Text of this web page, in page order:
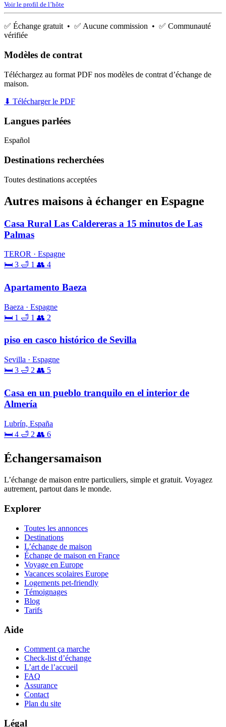
Voir le profil de l’hôte
✅ Échange gratuit • ✅ Aucune commission • ✅ Communauté
vérifiée
Modèles de contrat
Téléchargez au format PDF nos modèles de contrat d’échange de
maison.
⬇ Télécharger le PDF
Langues parlées
Español
Destinations recherchées
Toutes destinations acceptées
Autres maisons à échanger en Espagne
Casa Rural Las Caldereras a 15 minutos de Las
Palmas
TEROR · Espagne
🛏 3 🛁 1 👥 4
Apartamento Baeza
Baeza · Espagne
🛏 1 🛁 1 👥 2
piso en casco histórico de Sevilla
Sevilla · Espagne
🛏 3 🛁 2 👥 5
Casa en un pueblo tranquilo en el interior de
Almería
Lubrín, España
🛏 4 🛁 2 👥 6
Échangersamaison
L’échange de maison entre particuliers, simple et gratuit. Voyagez
autrement, partout dans le monde.
Explorer
Toutes les annonces
Destinations
L’échange de maison
Échange de maison en France
Voyage en Europe
Vacances scolaires Europe
Logements pet-friendly
Témoignages
Blog
Tarifs
Aide
Comment ça marche
Check-list d’échange
L’art de l’accueil
FAQ
Assurance
Contact
Plan du site
Légal